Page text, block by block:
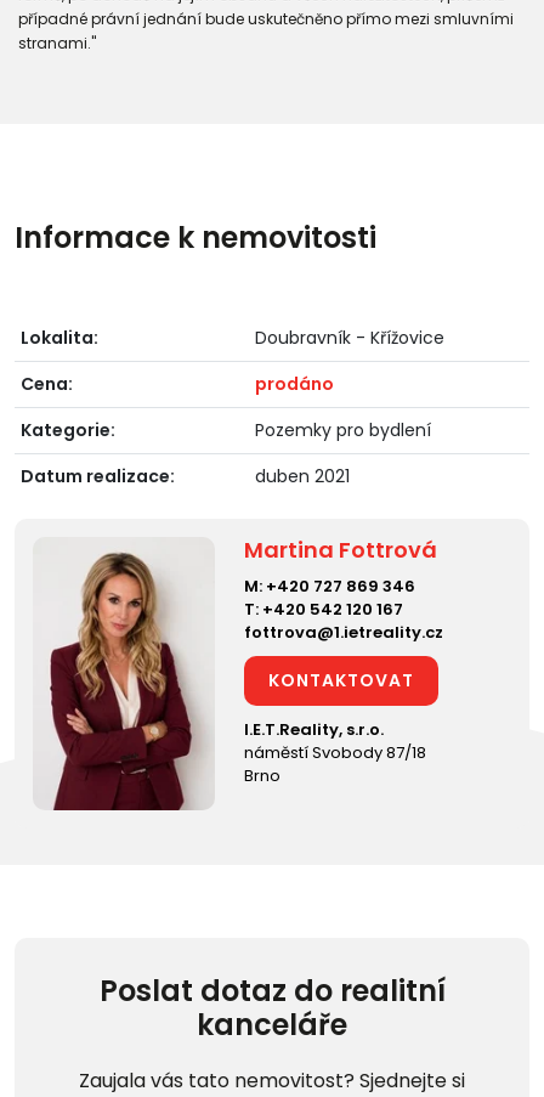
případné právní jednání bude uskutečněno přímo mezi smluvními
stranami."
Informace k nemovitosti
Lokalita:
Doubravník - Křížovice
Cena:
prodáno
Kategorie:
Pozemky pro bydlení
Datum realizace:
duben 2021
Martina Fottrová
M: +420 727 869 346
T: +420 542 120 167
fottrova@1.ietreality.cz
KONTAKTOVAT
I.E.T.Reality, s.r.o.
náměstí Svobody 87/18
Brno
Poslat dotaz do realitní
kanceláře
Zaujala vás tato nemovitost? Sjednejte si